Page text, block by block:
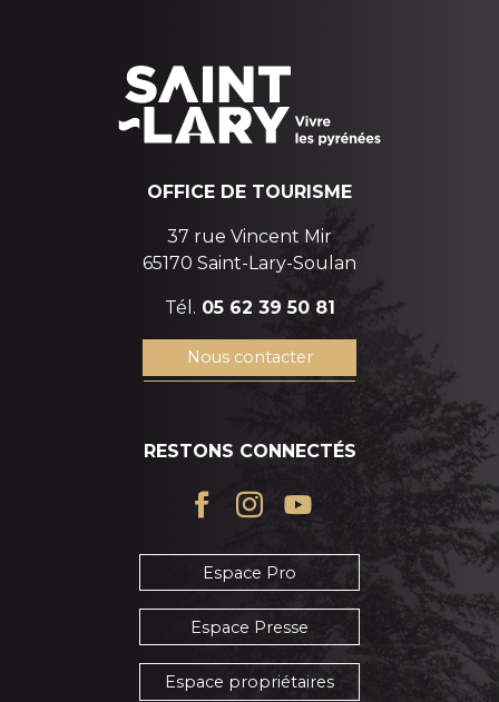
OFFICE DE TOURISME
37 rue Vincent Mir
65170 Saint-Lary-Soulan
Tél. 05 62 39 50 81
Nous contacter
RESTONS CONNECTÉS
Espace Pro
Espace Presse
Espace propriétaires